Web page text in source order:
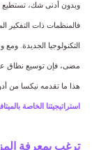
وبدون أدنى شك، تستطيع
فالمنظمات ذات التفكير
التكنولوجيا الجديدة.
مضى، فإن توسيع نطاق
هذا ما تقدمه نيكسا من
استراتيجيتنا الخاصة
ترغب بمعرفة